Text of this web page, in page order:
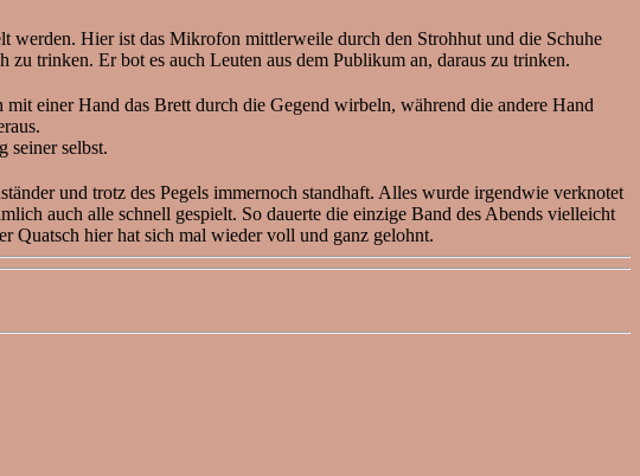
werden. Hier ist das Mikrofon mittlerweile durch den Strohhut und die Schuhe
trinken. Er bot es auch Leuten aus dem Publikum an, daraus zu trinken.
einer Hand das Brett durch die Gegend wirbeln, während die andere Hand
seiner selbst.
und trotz des Pegels immernoch standhaft. Alles wurde irgendwie verknotet
auch alle schnell gespielt. So dauerte die einzige Band des Abends vielleicht
Quatsch hier hat sich mal wieder voll und ganz gelohnt.